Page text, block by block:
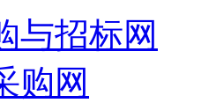
与招标网
购网